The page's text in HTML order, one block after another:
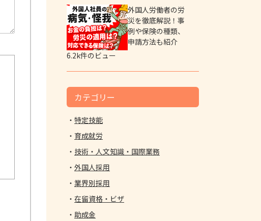
外国人労働者の労
災を徹底解説！事
例や保険の種類、
申請方法も紹介
6.2k件のビュー
カテゴリー
特定技能
育成就労
技術・人文知識・国際業務
外国人採用
業界別採用
在留資格・ビザ
助成金